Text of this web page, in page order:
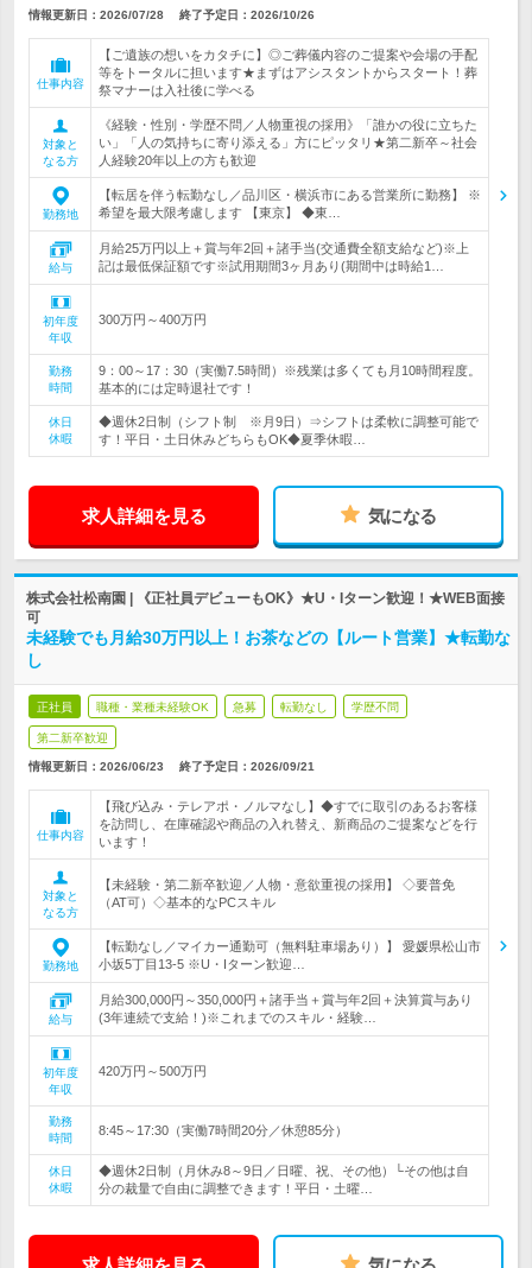
情報更新日：2026/07/28 終了予定日： 2026/10/26
仕事内容
【ご遺族の想いをカタチに】◎ご葬儀内容のご提案や会場の手配
等をトータルに担います★まずはアシスタントからスタート！葬
祭マナーは入社後に学べる
対象と
なる方
《経験・性別・学歴不問／人物重視の採用》「誰かの役に立ちた
い」「人の気持ちに寄り添える」方にピッタリ★第二新卒～社会
人経験20年以上の方も歓迎
勤務地
【転居を伴う転勤なし／品川区・横浜市にある営業所に勤務】 ※
希望を最大限考慮します 【東京】 ◆東…
給与
月給25万円以上＋賞与年2回＋諸手当(交通費全額支給など)※上
記は最低保証額です※試用期間3ヶ月あり(期間中は時給1…
初年度
年収
300万円～400万円
勤務
時間
9：00～17：30（実働7.5時間）※残業は多くても月10時間程度。
基本的には定時退社です！
休日
休暇
◆週休2日制（シフト制 ※月9日）⇒シフトは柔軟に調整可能で
す！平日・土日休みどちらもOK◆夏季休暇…
求人詳細を見る 気になる
株式会社松南園 | 《正社員デビューもOK》★U・Iターン歓迎！★WEB面接
可
未経験でも月給30万円以上！お茶などの【ルート営業】★転勤な
し
正社員 職種・業種未経験OK 急募 転勤なし 学歴不問
第二新卒歓迎
情報更新日：2026/06/23 終了予定日： 2026/09/21
仕事内容
【飛び込み・テレアポ・ノルマなし】◆すでに取引のあるお客様
を訪問し、在庫確認や商品の入れ替え、新商品のご提案などを行
います！
対象と
なる方
【未経験・第二新卒歓迎／人物・意欲重視の採用】 ◇要普免
（AT可）◇基本的なPCスキル
勤務地
【転勤なし／マイカー通勤可（無料駐車場あり）】 愛媛県松山市
小坂5丁目13-5 ※U・Iターン歓迎…
給与
月給300,000円～350,000円＋諸手当＋賞与年2回＋決算賞与あり
(3年連続で支給！)※これまでのスキル・経験…
初年度
年収
420万円～500万円
勤務
時間
8:45～17:30（実働7時間20分／休憩85分）
休日
休暇
◆週休2日制（月休み8～9日／日曜、祝、その他）└その他は自
分の裁量で自由に調整できます！平日・土曜…